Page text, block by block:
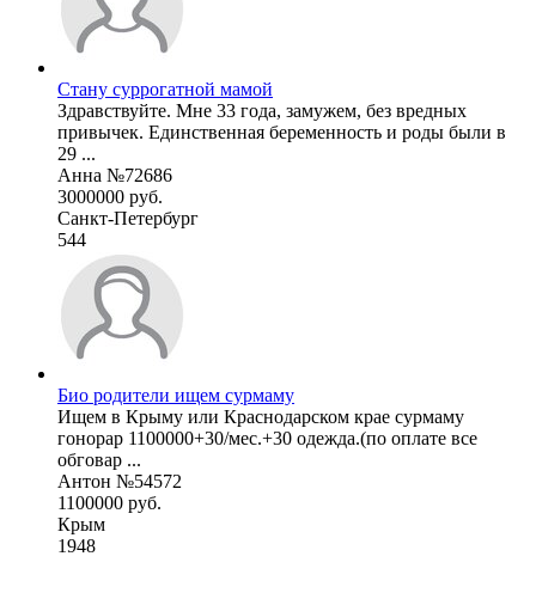
Стану суррогатной мамой
Здравствуйте. Мне 33 года, замужем, без вредных
привычек. Единственная беременность и роды были в
29 ...
Анна №72686
3000000 руб.
Санкт-Петербург
544
Био родители ищем сурмаму
Ищем в Крыму или Краснодарском крае сурмаму
гонорар 1100000+30/мес.+30 одежда.(по оплате все
обговар ...
Антон №54572
1100000 руб.
Крым
1948